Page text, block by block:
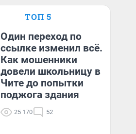
ТОП 5
Один переход по
ссылке изменил всё.
Как мошенники
довели школьницу в
Чите до попытки
поджога здания
25 170 52